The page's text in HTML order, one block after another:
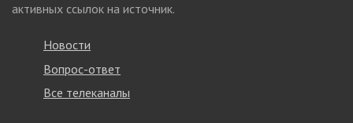
активных ссылок на источник.
Новости
Вопрос-ответ
Все телеканалы